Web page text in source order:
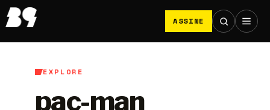
ASSINE
EXPLORE
pac-man